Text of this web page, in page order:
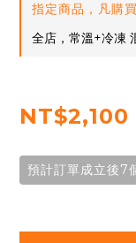
指定商品，凡購
全店，常溫+冷凍
NT$2,100
預計訂單成立後7